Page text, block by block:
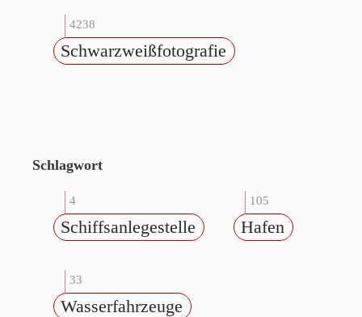
4238
Schwarzweißfotografie
Schlagwort
4
Schiffsanlegestelle
105
Hafen
33
Wasserfahrzeuge